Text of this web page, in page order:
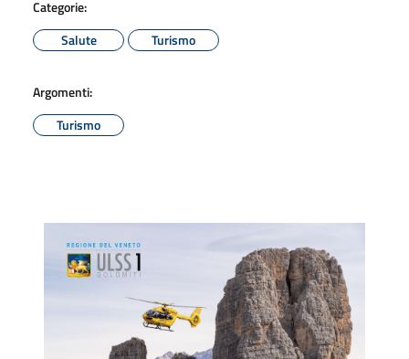
Categorie:
Salute
Turismo
Argomenti:
Turismo